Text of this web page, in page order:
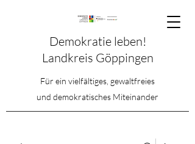
Demokratie leben!
Landkreis Göppingen
Für ein vielfältiges, gewaltfreies
und demokratisches Miteinander